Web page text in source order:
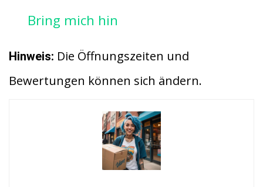
Bring mich hin
Hinweis: Die Öffnungszeiten und
Bewertungen können sich ändern.